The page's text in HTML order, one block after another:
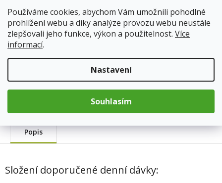
Používáme cookies, abychom Vám umožnili pohodlné
prohlížení webu a díky analýze provozu webu neustále
zlepšovali jeho funkce, výkon a použitelnost. Více
informací.
Nastavení
Souhlasím
Hmotnost: 0.033 kg
Měrná
cena:
Přidat do košíku
Popis
Složení doporučené denní dávky: